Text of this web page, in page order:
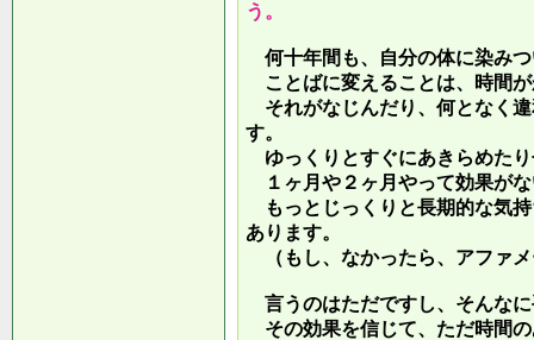
う。
何十年間も、自分の体に染み
ことばに変えることは、時間
それがなじんだり、何となく
す。
ゆっくりとすぐにあきらめた
１ヶ月や２ヶ月やって効果が
もっとじっくりと長期的な気
あります。
（もし、なかったら、アファ
言うのはただですし、そんな
その効果を信じて、ただ時間